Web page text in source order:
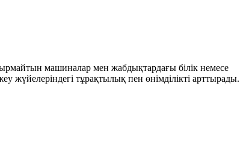
машиналар мен жабдықтардағы білік немесе
​​жүйелеріндегі тұрақтылық пен өнімділікті арттырады.